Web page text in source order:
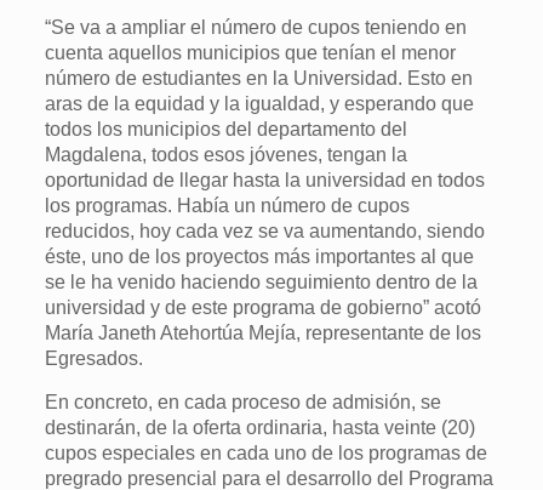
“Se va a ampliar el número de cupos teniendo en
cuenta aquellos municipios que tenían el menor
número de estudiantes en la Universidad. Esto en
aras de la equidad y la igualdad, y esperando que
todos los municipios del departamento del
Magdalena, todos esos jóvenes, tengan la
oportunidad de llegar hasta la universidad en todos
los programas. Había un número de cupos
reducidos, hoy cada vez se va aumentando, siendo
éste, uno de los proyectos más importantes al que
se le ha venido haciendo seguimiento dentro de la
universidad y de este programa de gobierno” acotó
María Janeth Atehortúa Mejía, representante de los
Egresados.
En concreto, en cada proceso de admisión, se
destinarán, de la oferta ordinaria, hasta veinte (20)
cupos especiales en cada uno de los programas de
pregrado presencial para el desarrollo del Programa